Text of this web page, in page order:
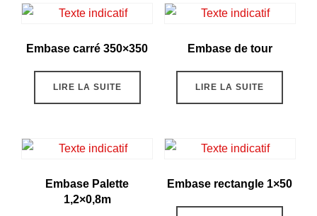
Embase carré 350×350
LIRE LA SUITE
Embase de tour
LIRE LA SUITE
Embase Palette
1,2×0,8m
Embase rectangle 1×50